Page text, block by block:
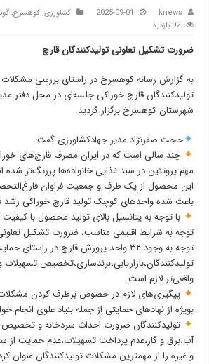
knews
2025-09-01 کشاورزی,کوهسرخ,
92 بازدید
ضرورت تشکیل تعاونی تولیدکنندگان قارچ
به گزارش رسانه کوهسرخ در راستای بررسی
تولیدکنندگان قارچ خوراکی جلسه‌ای در محل دفتر
شهرستان کوهسرخ برگزار گردید.
حجت صفرنژاد مدیر جهادکشاورزی گفت:
چند سالی است که در ایران مصرف قارچ‌های
مهم پروتئین در سبد غذایی خانواده‌ها پررنگ‌تر
این محصول از یک طرف و جمعیت فراوان
باعث شده واحدهای كوچک توليد قارچ خوراكی رشد
با توجه به پتانسیل بالای تولید محصول با
توجه به شرایط اقلیمی مناسب، ضرورت تشکیل
توجه به وجود ۳۲ واحد پرورش قارچ در راستای
تولیدکنندگان،بازاریابی،برندسازی،تخصیص
واقعی‌تر لازم است.
پیگیری‌های لازم در خصوص برطرف کردن
بویژه از نهادهای حمایتی از جمله بنیاد علوی انجام
تولیدکنندگان ضرورت احداث سردخانه و تخصیص
آب،برق و گاز،عدم پرداخت تسهیلات،عدم حمایت از
و غیره را از مهمترین مشکلات تولیدکنندگان عنوان